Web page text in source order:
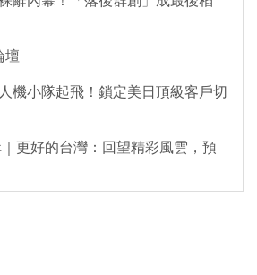
壇
機小隊起飛！鎖定美日頂級客戶切
更好的台灣：回望精彩風雲，預